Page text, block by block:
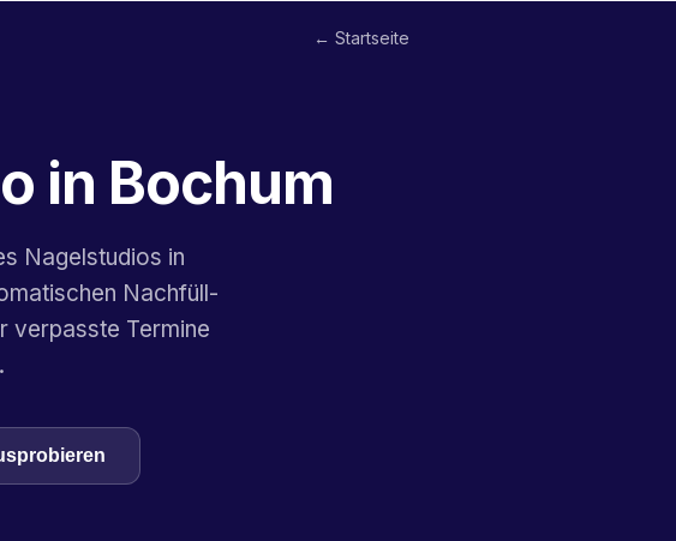
← Startseite
in Bochum
Nagelstudios in
Nachfüll-
verpasste Termine